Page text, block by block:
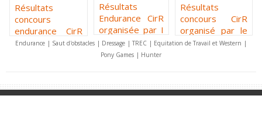
Résultats
concours
endurance CirR
organisé par I
2025
Résultats
Endurance CirR
organisée par I
Cavalieri di a
Piaghja le 16
Résultats
concours CirR
organisé par le
CE l'Ypsos le 9
Endurance | Saut d'obstacles | Dressage | TREC | Equitation de Travail et Western |
Pony Games | Hunter